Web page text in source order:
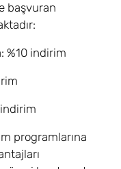
başvuran
%10 indirim
programlarına